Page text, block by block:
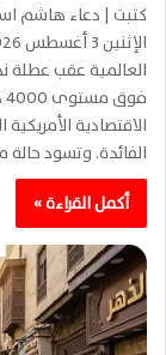
كتبت | دعاء هاشم
العالمية عقب عطلة
الاقتصادية
الفائدة. وتسود
أكمل القراءة »